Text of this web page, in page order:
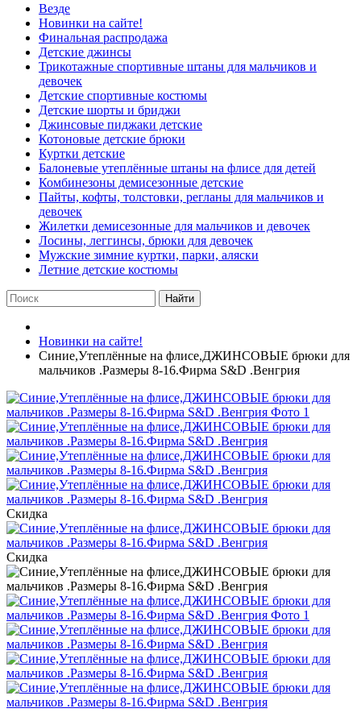
Везде
Новинки на сайте!
Финальная распродажа
Детские джинсы
Трикотажные спортивные штаны для мальчиков и
девочек
Детские спортивные костюмы
Детские шорты и бриджи
Джинсовые пиджаки детские
Котоновые детские брюки
Куртки детские
Балоневые утеплённые штаны на флисе для детей
Комбинезоны демисезонные детские
Пайты, кофты, толстовки, регланы для мальчиков и
девочек
Жилетки демисезонные для мальчиков и девочек
Лосины, леггинсы, брюки для девочек
Мужские зимние куртки, парки, аляски
Летние детские костюмы
Найти
Новинки на сайте!
Синие,Утеплённые на флисе,ДЖИНСОВЫЕ брюки для
мальчиков .Размеры 8-16.Фирма S&D .Венгрия
Скидка
Скидка